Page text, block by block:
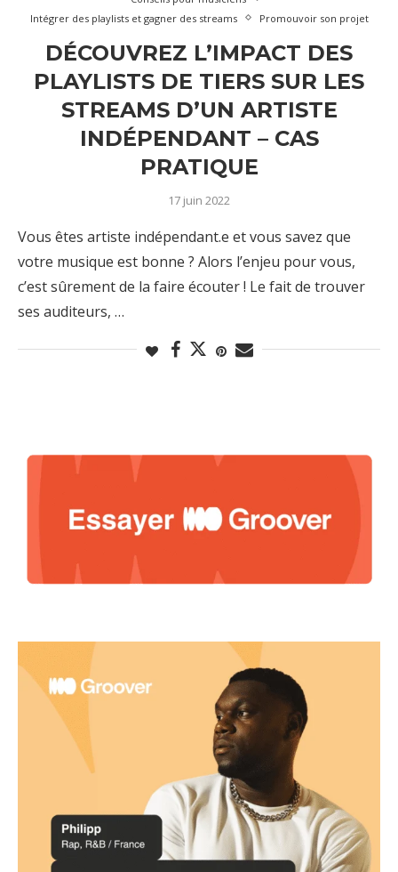
Intégrer des playlists et gagner des streams
Promouvoir son projet
DÉCOUVREZ L’IMPACT DES
PLAYLISTS DE TIERS SUR LES
STREAMS D’UN ARTISTE
INDÉPENDANT – CAS
PRATIQUE
17 juin 2022
Vous êtes artiste indépendant.e et vous savez que
votre musique est bonne ? Alors l’enjeu pour vous,
c’est sûrement de la faire écouter ! Le fait de trouver
ses auditeurs, …